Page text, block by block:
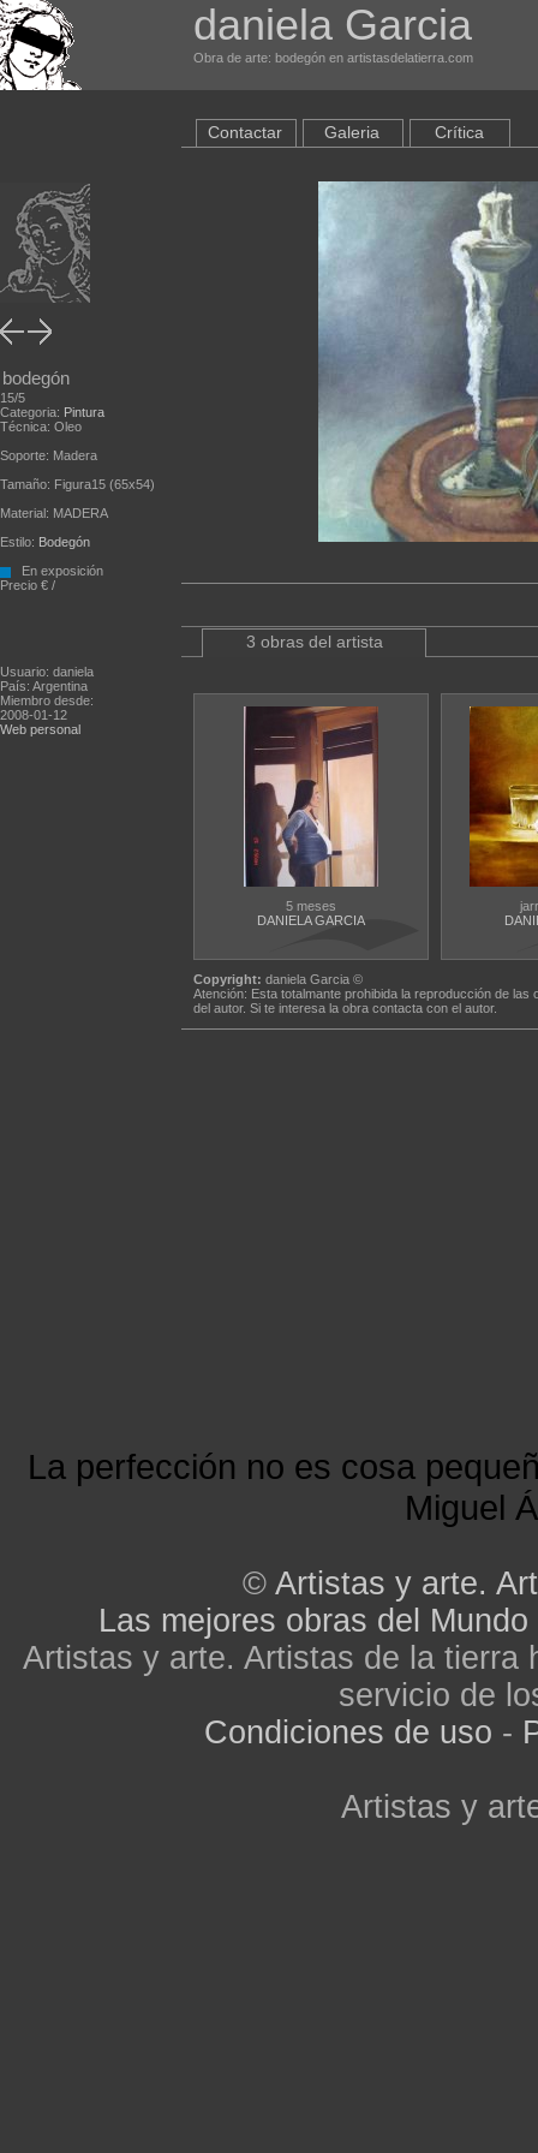
daniela Garcia
Obra de arte: bodegón en artistasdelatierra.com
bodegón
15/5
Categoria: Pintura
Técnica: Oleo
Soporte: Madera
Tamaño: Figura15 (65x54)
Material: MADERA
Estilo: Bodegón
En exposición
Precio € /
Usuario: daniela
País: Argentina
Miembro desde:
2008-01-12
Web personal
Contactar Galeria Crítica
3 obras del artista
5 meses
DANIELA GARCIA
Copyright: daniela Garcia ©
Atención: Esta totalmante prohibida la reproducción de
del autor. Si te interesa la obra contacta con el autor.
La perfección no es cosa
Miguel
© Artistas y arte.
Las mejores obras del Mundo
Artistas y arte. Artistas de la tierra
servicio de
Condiciones de uso -
Artistas y